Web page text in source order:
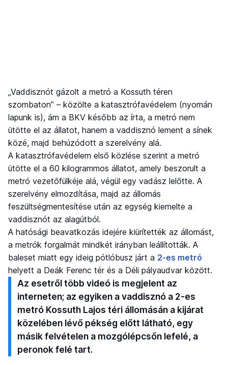
„Vaddisznót gázolt a metró a Kossuth téren
szombaton” – közölte a katasztrófavédelem (nyomán
lapunk is), ám a BKV később az írta, a metró nem
ütötte el az állatot, hanem a vaddisznó lement a sínek
közé, majd behúzódott a szerelvény alá.
A katasztrófavédelem első közlése szerint a metró
ütötte el a 60 kilogrammos állatot, amely beszorult a
metró vezetőfülkéje alá, végül egy vadász lelőtte. A
szerelvény elmozdítása, majd az állomás
feszültségmentesítése után az egység kiemelte a
vaddisznót az alagútból.
A hatósági beavatkozás idejére kiürítették az állomást,
a metrók forgalmát mindkét irányban leállították. A
baleset miatt egy ideig pótlóbusz járt a 2-es metró
helyett a Deák Ferenc tér és a Déli pályaudvar között.
Az esetről több videó is megjelent az
interneten; az egyiken a vaddisznó a 2-es
metró Kossuth Lajos téri állomásán a kijárat
közelében lévő pékség előtt látható, egy
másik felvételen a mozgólépcsőn lefelé, a
peronok felé tart.